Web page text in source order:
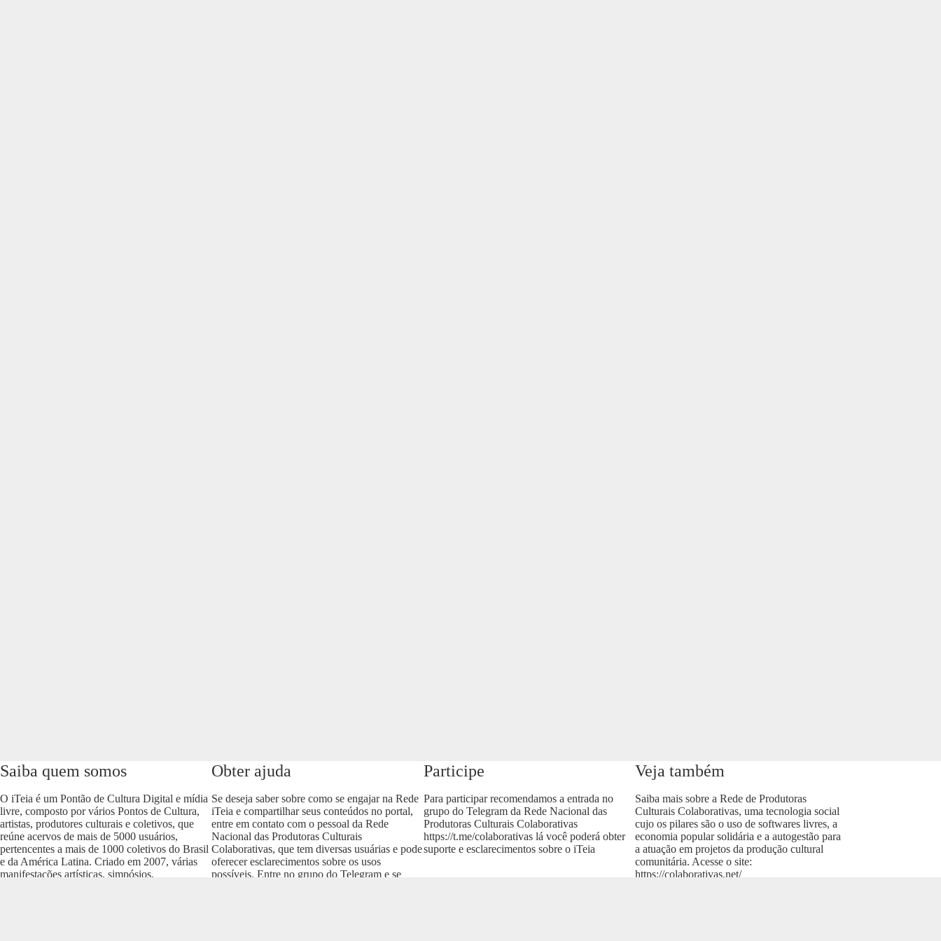
Saiba quem somos
O iTeia é um Pontão de Cultura Digital e mídia
livre, composto por vários Pontos de Cultura,
artistas, produtores culturais e coletivos, que
reúne acervos de mais de 5000 usuários,
pertencentes a mais de 1000 coletivos do Brasil
e da América Latina. Criado em 2007, várias
manifestações artísticas, simpósios,
Obter ajuda
Se deseja saber sobre como se engajar na Rede
iTeia e compartilhar seus conteúdos no portal,
entre em contato com o pessoal da Rede
Nacional das Produtoras Culturais
Colaborativas, que tem diversas usuárias e pode
oferecer esclarecimentos sobre os usos
possíveis. Entre no grupo do Telegram e se
Participe
Para participar recomendamos a entrada no
grupo do Telegram da Rede Nacional das
Produtoras Culturais Colaborativas
https://t.me/colaborativaslá você poderá obter
suporte e esclarecimentos sobre o iTeia
Veja também
Saiba mais sobre a Rede de Produtoras
Culturais Colaborativas, uma tecnologia social
cujo os pilares são o uso de softwares livres, a
economia popular solidária e a autogestão para
a atuação em projetos da produção cultural
comunitária. Acesse o site:
https://colaborativas.net/